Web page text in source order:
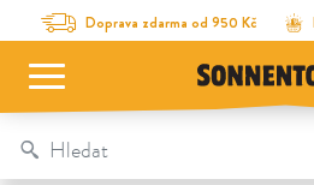
Na obsah stránky
Na seznam obsahu
Na menu Doprava zdarma od 950 Kč
Table Of Content
Mátové trio
Objevte další poklady